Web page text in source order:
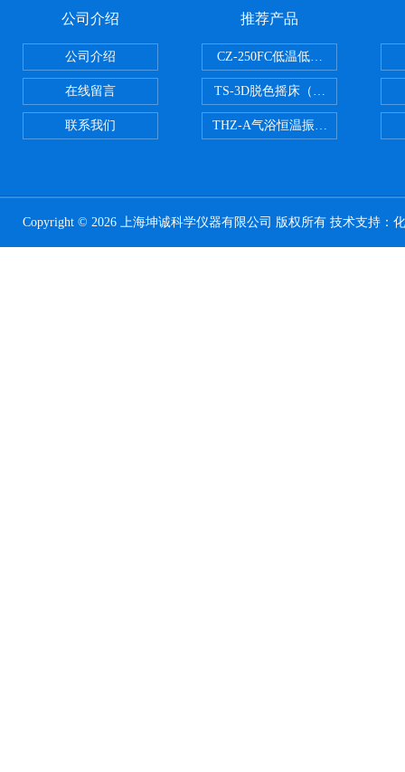
公司介绍
公司介绍
在线留言
联系我们
推荐产品
CZ-250FC低温低湿种子储藏柜
TS-3D脱色摇床（三维运动）
THZ-A气浴恒温振荡器
Copyright © 2026 上海坤诚科学仪器有限公司 版权所有 技术支持：